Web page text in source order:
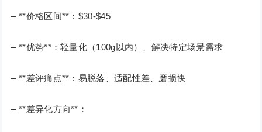
– **价格区间**：$30-$45
– **优势**：轻量化（100g以内）、解决特定场景需求
– **差评痛点**：易脱落、适配性差、磨损快
– **差异化方向**：